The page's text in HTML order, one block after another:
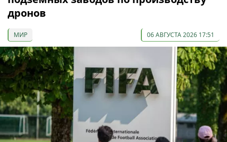
дронов
МИР 06 АВГУСТА 2026 17:51